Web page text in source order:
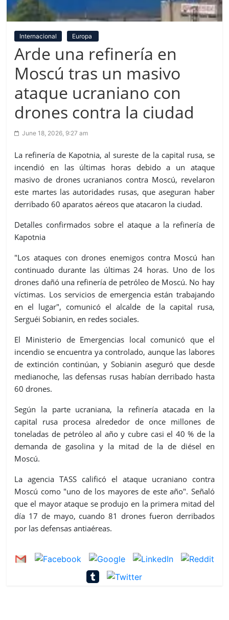
Internacional Europa
Arde una refinería en
Moscú tras un masivo
ataque ucraniano con
drones contra la ciudad
June 18, 2026, 9:27 am
La refinería de Kapotnia, al sureste de la capital rusa, se
incendió en las últimas horas debido a un ataque
masivo de drones ucranianos contra Moscú, revelaron
este martes las autoridades rusas, que aseguran haber
derribado 60 aparatos aéreos que atacaron la ciudad.
Detalles confirmados sobre el ataque a la refinería de
Kapotnia
"Los ataques con drones enemigos contra Moscú han
continuado durante las últimas 24 horas. Uno de los
drones dañó una refinería de petróleo de Moscú. No hay
víctimas. Los servicios de emergencia están trabajando
en el lugar", comunicó el alcalde de la capital rusa,
Serguéi Sobianin, en redes sociales.
El Ministerio de Emergencias local comunicó que el
incendio se encuentra ya controlado, aunque las labores
de extinción continúan, y Sobianin aseguró que desde
medianoche, las defensas rusas habían derribado hasta
60 drones.
Según la parte ucraniana, la refinería atacada en la
capital rusa procesa alrededor de once millones de
toneladas de petróleo al año y cubre casi el 40 % de la
demanda de gasolina y la mitad de la de diésel en
Moscú.
La agencia TASS calificó el ataque ucraniano contra
Moscú como "uno de los mayores de este año". Señaló
que el mayor ataque se produjo en la primera mitad del
día 17 de mayo, cuando 81 drones fueron derribados
por las defensas antiaéreas.